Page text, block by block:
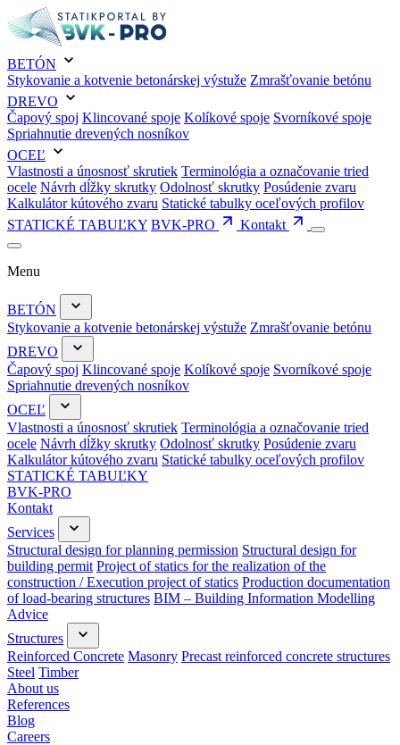
BETÓN
Stykovanie a kotvenie betonárskej výstuže Zmrašťovanie betónu
DREVO
Čapový spoj Klincované spoje Kolíkové spoje Svorníkové spoje
Spriahnutie drevených nosníkov
OCEĽ
Vlastnosti a únosnosť skrutiek Terminológia a označovanie tried
ocele Návrh dĺžky skrutky Odolnosť skrutky Posúdenie zvaru
Kalkulátor kútového zvaru Statické tabulky oceľových profilov
STATICKÉ TABUĽKY BVK-PRO Kontakt
Menu
BETÓN
Stykovanie a kotvenie betonárskej výstuže Zmrašťovanie betónu
DREVO
Čapový spoj Klincované spoje Kolíkové spoje Svorníkové spoje
Spriahnutie drevených nosníkov
OCEĽ
Vlastnosti a únosnosť skrutiek Terminológia a označovanie tried
ocele Návrh dĺžky skrutky Odolnosť skrutky Posúdenie zvaru
Kalkulátor kútového zvaru Statické tabulky oceľových profilov
STATICKÉ TABUĽKY
BVK-PRO
Kontakt
Services
Structural design for planning permission Structural design for
building permit Project of statics for the realization of the
construction / Execution project of statics Production documentation
of load-bearing structures BIM – Building Information Modelling
Advice
Structures
Reinforced Concrete Masonry Precast reinforced concrete structures
Steel Timber
About us
References
Blog
Careers